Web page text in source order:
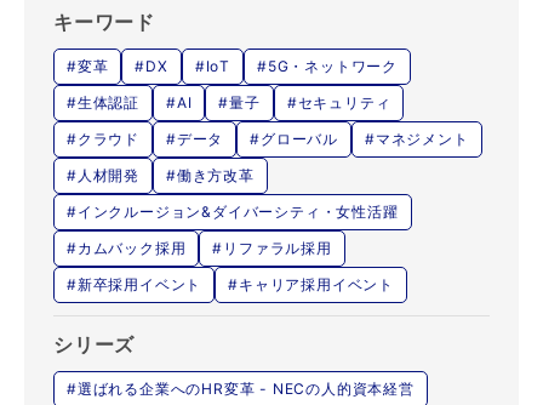
キーワード
#変革 #DX #IoT
#5G・ネットワーク
#生体認証
#AI #量子
#セキュリティ
#クラウド
#データ #グローバル
#マネジメント
#人材開発
#働き方改革
#インクルージョン&ダイバーシティ・女性活躍
#カムバック採用
#リファラル採用
#新卒採用イベント
#キャリア採用イベント
シリーズ
#選ばれる企業へのHR変革 - NECの人的資本経営